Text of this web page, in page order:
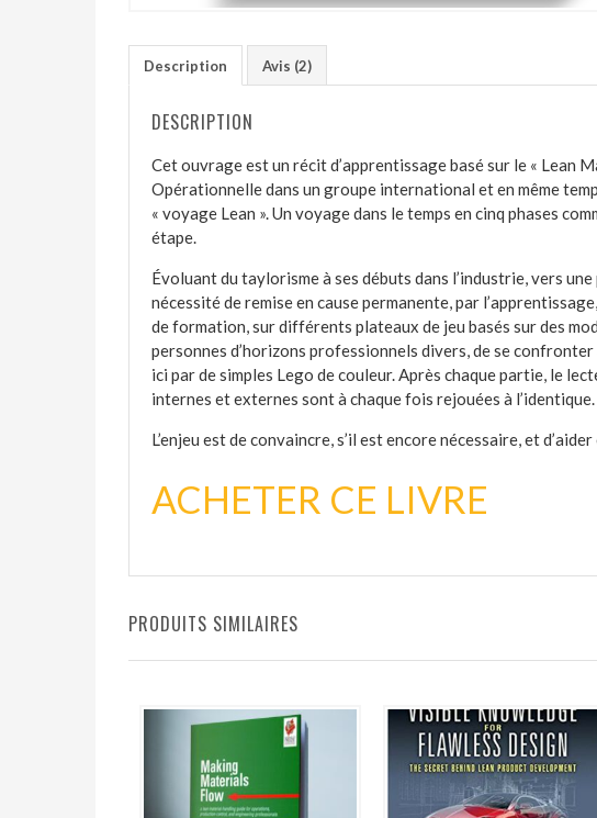
Description Avis (2)
DESCRIPTION
Cet ouvrage est un récit d’apprentissage basé sur le « Lean
Opérationnelle dans un groupe international et en même
« voyage Lean ». Un voyage dans le temps en cinq phases
étape.
Évoluant du taylorisme à ses débuts dans l’industrie, vers
nécessité de remise en cause permanente, par
de formation, sur différents plateaux de jeu basés sur des
personnes d’horizons professionnels divers, de se
ici par de simples Lego de couleur. Après chaque partie, le
internes et externes sont à chaque fois rejouées à l’identique.
L’enjeu est de convaincre, s’il est encore nécessaire, et
ACHETER CE LIVRE
PRODUITS SIMILAIRES